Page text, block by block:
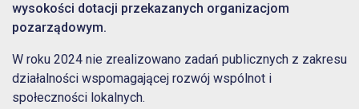
wysokości dotacji przekazanych organizacjom
pozarządowym.
W roku 2024 nie zrealizowano zadań publicznych z zakresu
działalności wspomagającej rozwój wspólnot i
społeczności lokalnych.